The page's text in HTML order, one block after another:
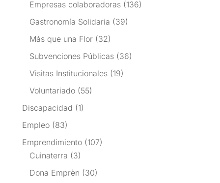
Empresas colaboradoras(136)
Gastronomía Solidaria (39)
Más que una Flor(32)
Subvenciones Públicas(36)
Visitas Institucionales(19)
Voluntariado(55)
Discapacidad (1)
Empleo(83)
Emprendimiento(107)
Cuinaterra (3)
Dona Emprèn (30)